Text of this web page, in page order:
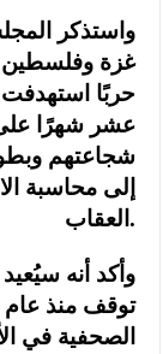
واستذكر
غزة وفلسطين
حربًا استهدفت
عشر شهرًا
شجاعتهم
إلى محاسبة
العقاب.
وأكد أنه
الصحفية في